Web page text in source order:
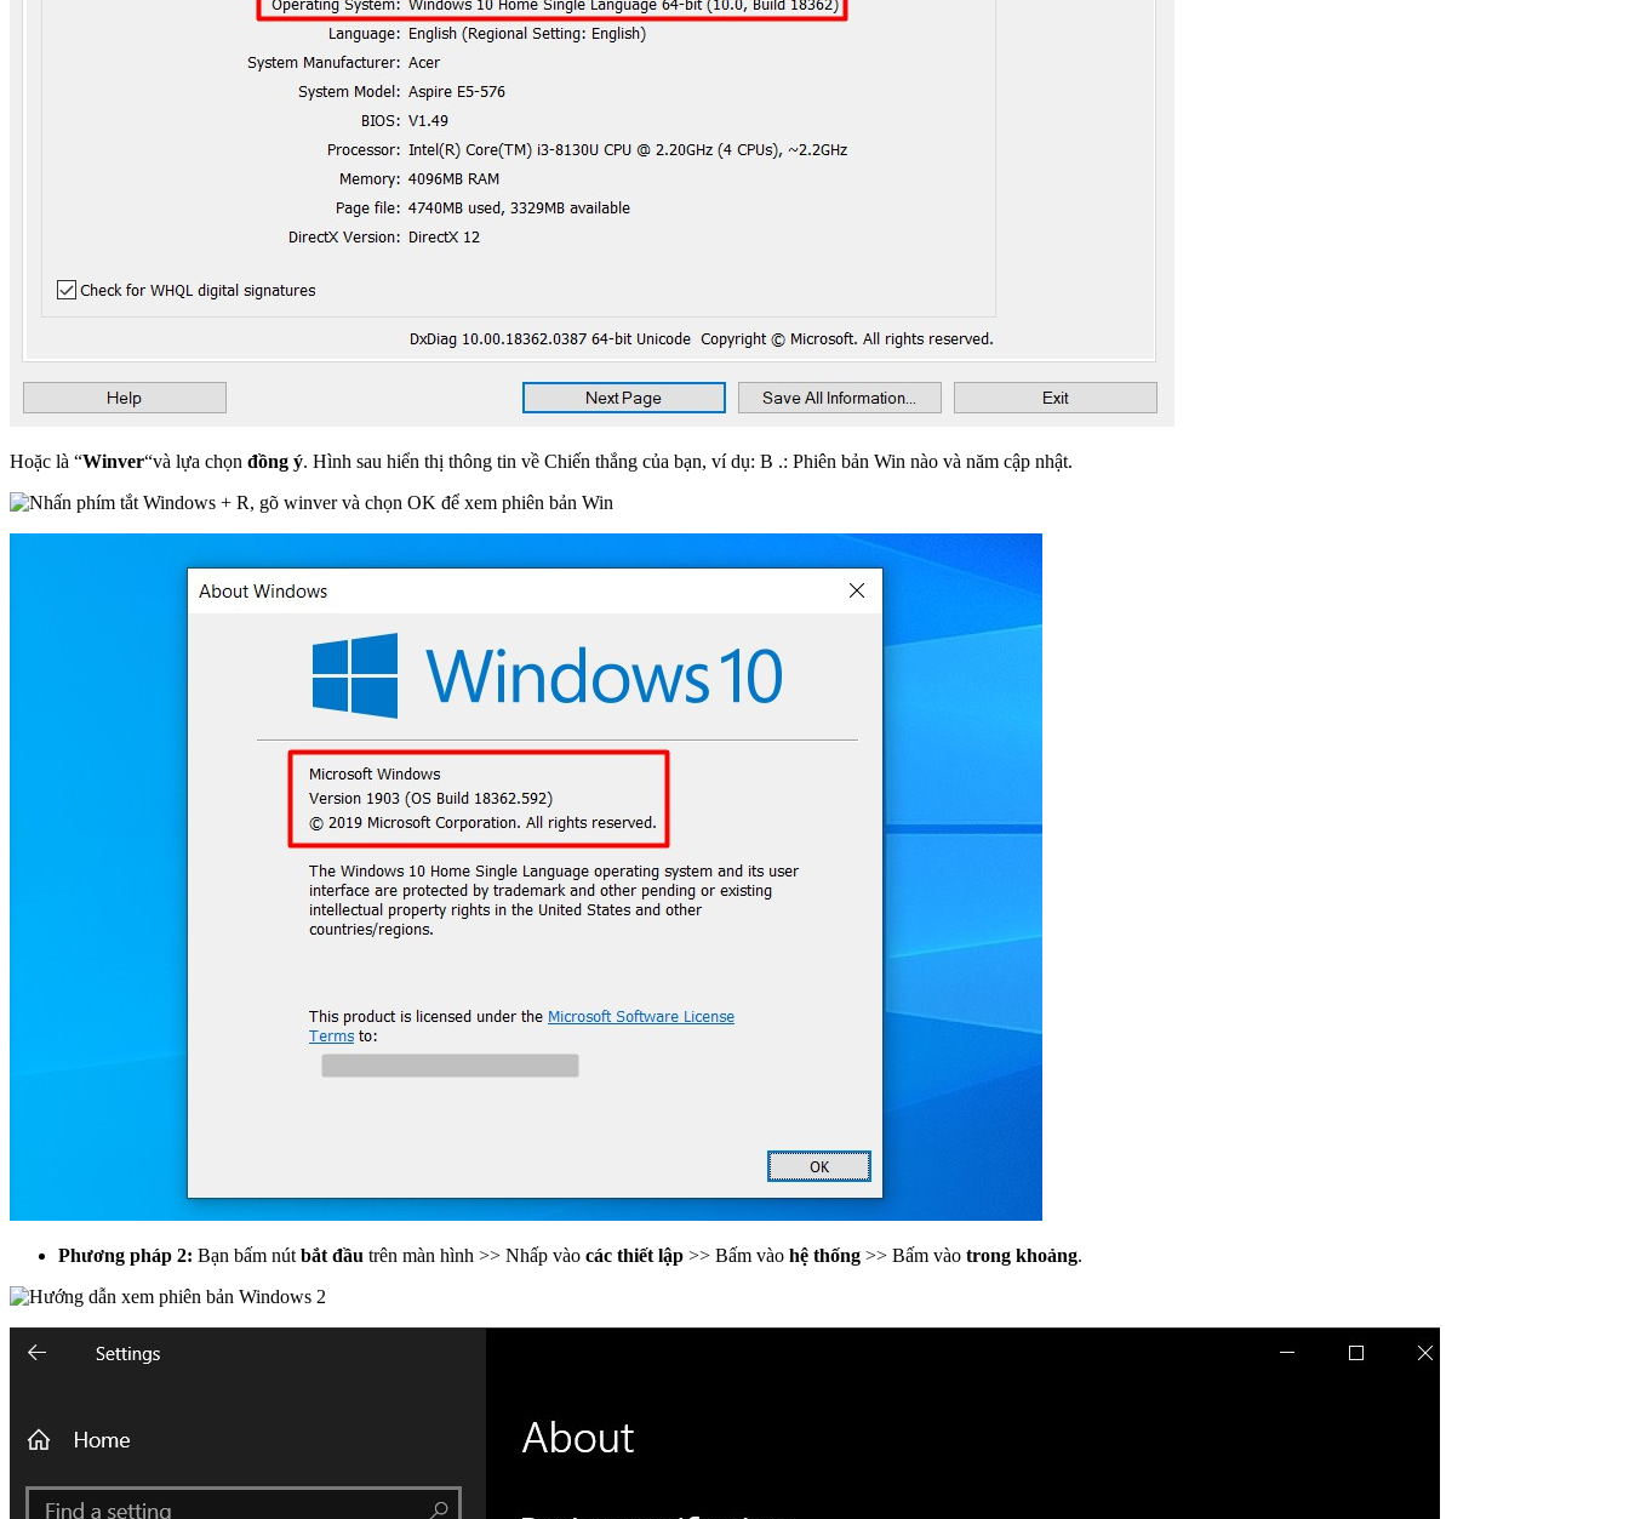
Hoặc là “Winver“và lựa chọn đồng ý. Hình sau hiển thị thông tin về Chiến thắng của bạn, ví dụ: B .: Phiên bản Win nào và năm cập nhật.
Phương pháp 2: Bạn bấm nút bắt đầu trên màn hình >> Nhấp vào các thiết lập >> Bấm vào hệ thống >> Bấm vào trong khoảng.